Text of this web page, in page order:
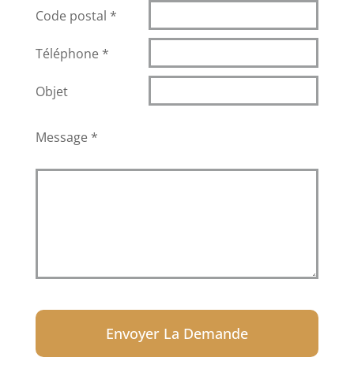
Code postal *
Téléphone*
Objet
Message*